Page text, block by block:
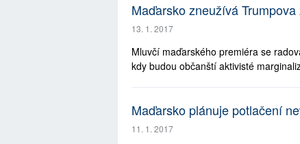
Maďarsko zneužívá
13. 1. 2017
Mluvčí maďarského premiéra se
kdy budou občanští aktivisté
Maďarsko plánuje potlačení
11. 1. 2017